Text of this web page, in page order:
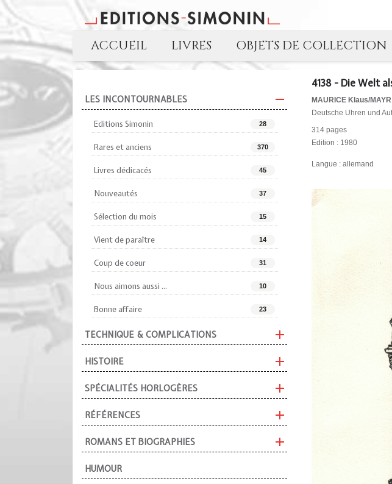
ACCUEIL LIVRES OBJETS DE COLLECTION
LES INCONTOURNABLES
Editions Simonin 28
Rares et anciens 370
Livres dédicacés 45
Nouveautés 37
Sélection du mois 15
Vient de paraître 14
Coup de coeur 31
Nous aimons aussi ... 10
Bonne affaire 23
TECHNIQUE & COMPLICATIONS
HISTOIRE
SPÉCIALITÉS HORLOGÈRES
RÉFÉRENCES
ROMANS ET BIOGRAPHIES
HUMOUR
4138 - Die Welt
MAURICE Klaus/
Deutsche Uhren und
314 pages
Edition : 1980
Langue : allemand